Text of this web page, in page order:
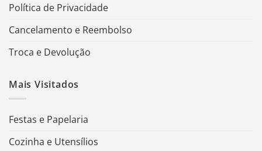
Política de Privacidade
Cancelamento e Reembolso
Troca e Devolução
Mais Visitados
Festas e Papelaria
Cozinha e Utensílios